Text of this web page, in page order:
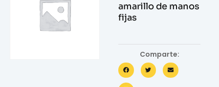
amarillo de manos
fijas
Comparte: